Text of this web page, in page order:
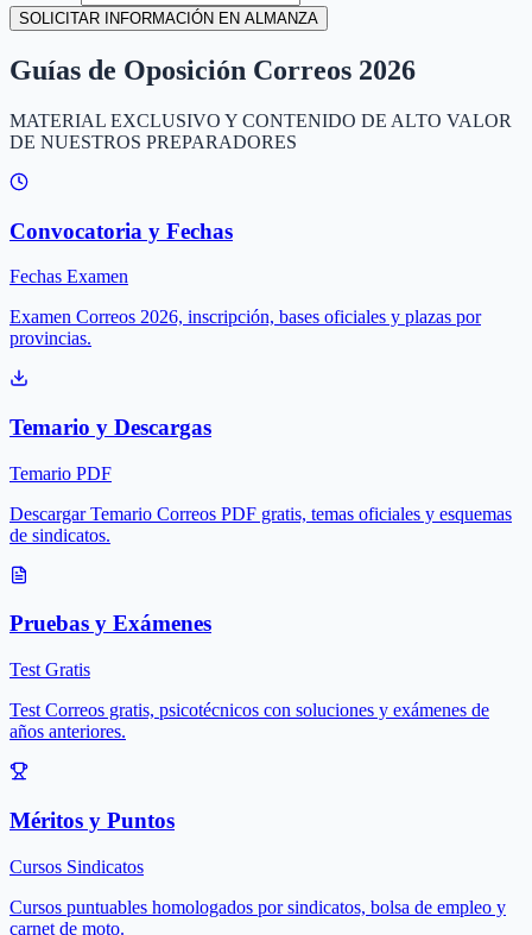
SOLICITAR INFORMACIÓN EN ALMANZA
Guías de Oposición Correos 2026
MATERIAL EXCLUSIVO Y CONTENIDO DE ALTO VALOR
DE NUESTROS PREPARADORES
Convocatoria y Fechas
Fechas Examen
Examen Correos 2026, inscripción, bases oficiales y plazas por
provincias.
Temario y Descargas
Temario PDF
Descargar Temario Correos PDF gratis, temas oficiales y esquemas
de sindicatos.
Pruebas y Exámenes
Test Gratis
Test Correos gratis, psicotécnicos con soluciones y exámenes de
años anteriores.
Méritos y Puntos
Cursos Sindicatos
Cursos puntuables homologados por sindicatos, bolsa de empleo y
carnet de moto.